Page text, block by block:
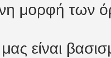
μορφή των
είναι